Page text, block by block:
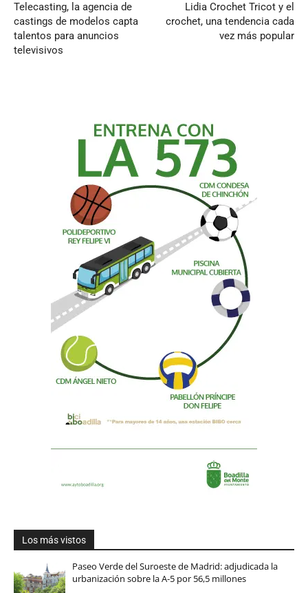
Telecasting, la agencia de
castings de modelos capta
talentos para anuncios
televisivos
Lidia Crochet Tricot y el
crochet, una tendencia cada
vez más popular
Los más vistos
Paseo Verde del Suroeste de Madrid: adjudicada la
urbanización sobre la A-5 por 56,5 millones